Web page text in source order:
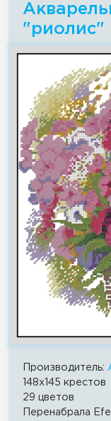
"риолис"
Производитель:
148x145 крестов
29 цветов
Перенабрала